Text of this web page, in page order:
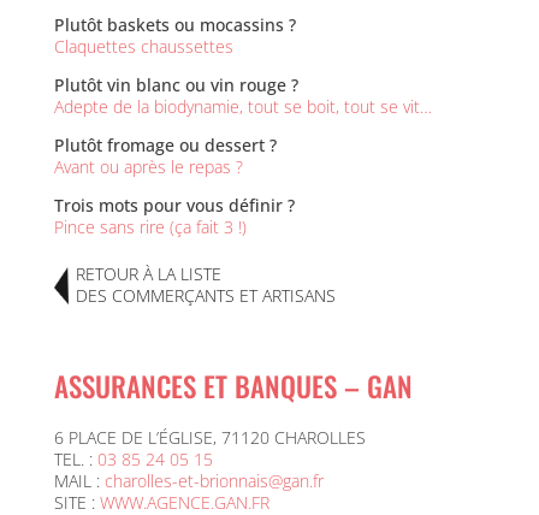
Plutôt baskets ou mocassins ?
Claquettes chaussettes
Plutôt vin blanc ou vin rouge ?
Adepte de la biodynamie, tout se boit, tout se vit…
Plutôt fromage ou dessert ?
Avant ou après le repas ?
Trois mots pour vous définir ?
Pince sans rire (ça fait 3 !)
RETOUR À LA LISTE
DES COMMERÇANTS ET ARTISANS
ASSURANCES ET BANQUES – GAN
6 PLACE DE L’ÉGLISE, 71120 CHAROLLES
TEL. : 03 85 24 05 15
MAIL : charolles-et-brionnais@gan.fr
SITE : WWW.AGENCE.GAN.FR